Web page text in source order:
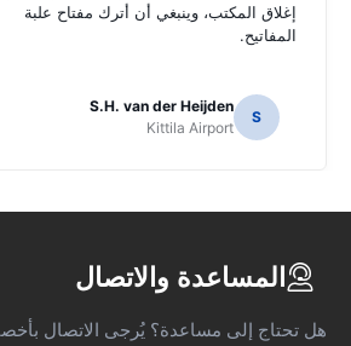
إغلاق المكتب، وينبغي أن أترك مفتاح علبة
المفاتيح.
S
S.H. van der Heijden
Kittila Airport
المساعدة والاتصال
هل تحتاج إلى مساعدة؟ يُرجى الاتصال